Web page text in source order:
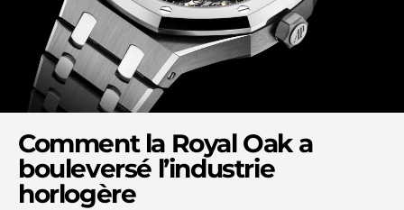
Comment la Royal Oak a
bouleversé l’industrie
horlogère